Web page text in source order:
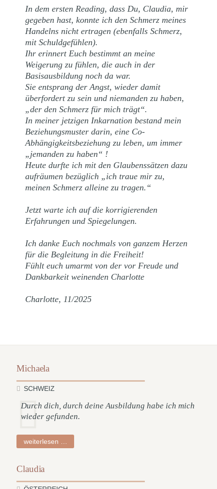
In dem ersten Reading, dass Du, Claudia, mir
gegeben hast, konnte ich den Schmerz meines
Handelns nicht ertragen (ebenfalls Schmerz,
mit Schuldgefühlen).
Ihr erinnert Euch bestimmt an meine
Weigerung zu fühlen, die auch in der
Basisausbildung noch da war.
Sie entsprang der Angst, wieder damit
überfordert zu sein und niemanden zu haben,
„der den Schmerz für mich trägt“.
In meiner jetzigen Inkarnation bestand mein
Beziehungsmuster darin, eine Co-
Abhängigkeitsbeziehung zu leben, um immer
„jemanden zu haben“ !
Heute durfte ich mit den Glaubenssätzen dazu
aufräumen bezüglich „ich traue mir zu,
meinen Schmerz alleine zu tragen.“
Jetzt warte ich auf die korrigierenden
Erfahrungen und Spiegelungen.
Ich danke Euch nochmals von ganzem Herzen
für die Begleitung in die Freiheit!
Fühlt euch umarmt von der vor Freude und
Dankbarkeit weinenden Charlotte
Charlotte, 11/2025
Michaela
SCHWEIZ
Durch dich, durch deine Ausbildung habe ich mich
wieder gefunden.
weiterlesen …
Claudia